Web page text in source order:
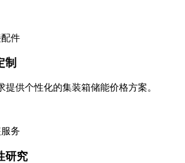
制
提供个性化的集装箱储能价格方案。
研究